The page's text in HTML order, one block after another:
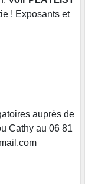
! Exposants et
auprès de
Cathy au 06 81